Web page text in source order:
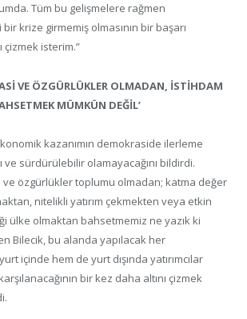
Tüm bu gelişmelere rağmen
krize girmemiş olmasının bir başarı
çizmek isterim.”
VE ÖZGÜRLÜKLER OLMADAN, İSTİHDAM
MÜMKÜN DEĞİL’
kazanımın demokraside ilerleme
ve sürdürülebilir olamayacağını bildirdi.
ve özgürlükler toplumu olmadan; katma değer
nitelikli yatırım çekmekten veya etkin
ülke olmaktan bahsetmemiz ne yazık ki
Bilecik, bu alanda yapılacak her
içinde hem de yurt dışında yatırımcılar
bir kez daha altını çizmek